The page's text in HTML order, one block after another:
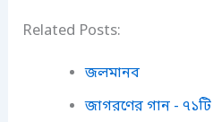
Related Posts:
জলমানব
জাগরণের গান -